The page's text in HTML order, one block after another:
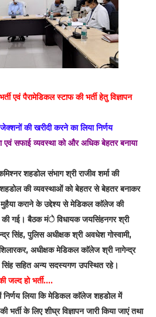
एवं पैरामेडिकल स्टाफ की भर्ती हेतु विज्ञापन
की खरीदी करने का लिया निर्णय
सफाई व्यवस्था को और अधिक बेहतर बनाया
शहडोल संभाग श्री राजीव शर्मा की
की व्यवस्थाओं को बेहतर से बेहतर बनाकर
मुहैया कराने के उद्देश्य से मेडिकल काॅलेज की
की गई। बैठक मंे विधायक जयसिंहनगर श्री
सिंह, पुलिस अधीक्षक श्री अवधेश गोस्वामी,
अधीक्षक मेडिकल काॅलेज श्री नागेन्द्र
सहित अन्य सदस्यगण उपस्थित रहे।
जल्द हो भर्ती....
लिया कि मेडिकल काॅलेज शहडोल में
के लिए शीघ्र विज्ञापन जारी किया जाएं तथा